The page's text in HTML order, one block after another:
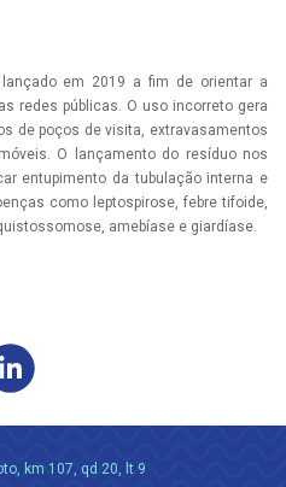
em 2019 a fim de orientar a
redes públicas. O uso incorreto gera
de poços de visita, extravasamentos
O lançamento do resíduo nos
entupimento da tubulação interna e
como leptospirose, febre tifoide,
amebíase e giardíase.
km 107, qd 20, lt 9